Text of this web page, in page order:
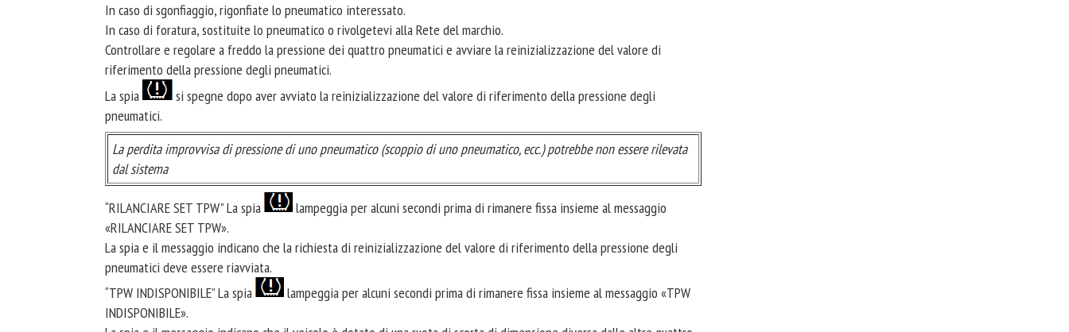
In caso di sgonfiaggio, rigonfiate lo pneumatico interessato.
In caso di foratura, sostituite lo pneumatico o rivolgetevi alla Rete del marchio.
Controllare e regolare a freddo la pressione dei quattro pneumatici e avviare la reinizializzazione del valore di
riferimento della pressione degli pneumatici.
La spia
si spegne dopo aver avviato la reinizializzazione del valore di riferimento della pressione degli
pneumatici.
La perdita improvvisa di pressione di uno pneumatico (scoppio di uno pneumatico, ecc.) potrebbe non essere rilevata
dal sistema
“RILANCIARE SET TPW” La spia
lampeggia per alcuni secondi prima di rimanere fissa insieme al messaggio
«RILANCIARE SET TPW».
La spia e il messaggio indicano che la richiesta di reinizializzazione del valore di riferimento della pressione degli
pneumatici deve essere riavviata.
“TPW INDISPONIBILE” La spia
lampeggia per alcuni secondi prima di rimanere fissa insieme al messaggio «TPW
INDISPONIBILE».